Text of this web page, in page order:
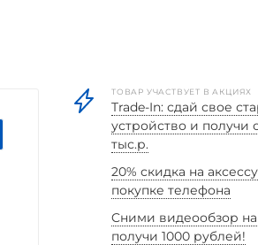
ТОВАР УЧАСТВУЕТ В АКЦИЯХ
Trade-In: сдай свое
устройство и получи
тыс.р.
20% скидка на
покупке телефона
Cними видеообзор на
получи 1000 рублей!